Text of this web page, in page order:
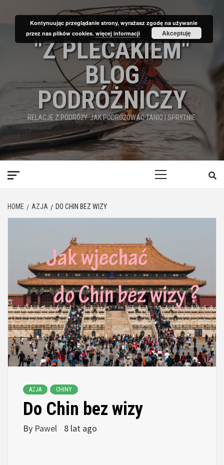
"Z PLECAKIEM"
BLOG
PODRÓŻNICZY
RELACJE Z PODRÓŻY. JAK PODRÓŻOWAĆ TANIO I SPRYTNIE.
HOME AZJA DO CHIN BEZ WIZY
AZJA CHINY
Do Chin bez wizy
By Pawel 8 lat ago
Kontynuując przeglądanie strony, wyrażasz zgodę na używanie
przez nas plików cookies.więcej informacji Akceptuję